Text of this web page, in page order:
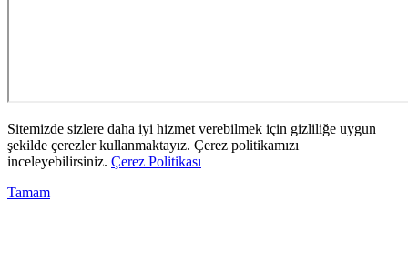
Sitemizde sizlere daha iyi hizmet verebilmek için gizliliğe uygun
şekilde çerezler kullanmaktayız. Çerez politikamızı
inceleyebilirsiniz. Çerez Politikası
Tamam